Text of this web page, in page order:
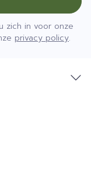
zich in voor onze
privacy policy.